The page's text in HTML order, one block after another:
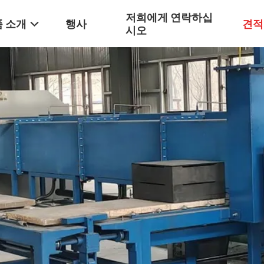
소개 행사
저희에게 연락하십
시오
견